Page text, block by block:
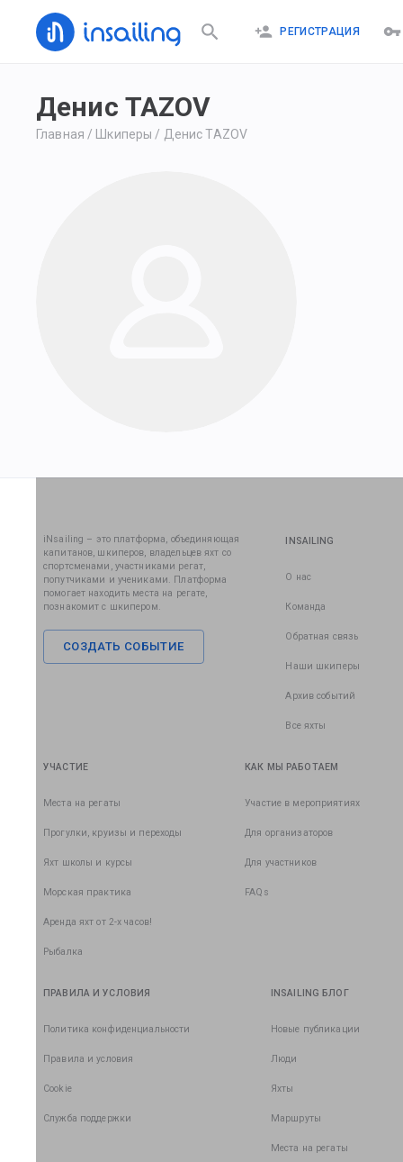
РЕГИСТРАЦИЯ
Денис TAZOV
Главная / Шкиперы / Денис TAZOV
iNsailing – это платформа, объединяющая
капитанов, шкиперов, владельцев яхт со
спортсменами, участниками регат,
попутчиками и учениками. Платформа
помогает находить места на регате,
познакомит с шкипером.
СОЗДАТЬ СОБЫТИЕ
INSAILING
О нас
Команда
Обратная связь
Наши шкиперы
Архив событий
Все яхты
УЧАСТИЕ
Места на регаты
Прогулки, круизы и переходы
Яхт школы и курсы
Морская практика
Аренда яхт от 2-х часов!
Рыбалка
КАК МЫ РАБОТАЕМ
Участие в мероприятиях
Для организаторов
Для участников
FAQs
ПРАВИЛА И УСЛОВИЯ
Политика конфиденциальности
Правила и условия
Cookie
Служба поддержки
INSAILING БЛОГ
Новые публикации
Люди
Яхты
Маршруты
Места на регаты